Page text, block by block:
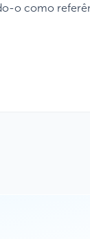
o como